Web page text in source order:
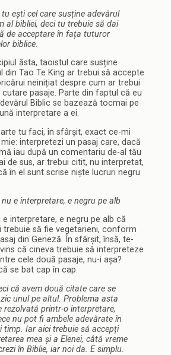
ești cel care susține adevărul
al bibliei, deci tu trebuie să dai
de acceptare în fața tuturor
biblice.
ăsta, taoistul care susține
din Tao Te King ar trebui să accepte
neinițiat despre cum ar trebui
cutare pasaje. Parte din faptul că eu
Biblic se bazează tocmai pe
interpretare a ei.
tu faci, în sfârșit, exact ce-mi
interpretezi un pasaj care, dacă
iau după un comentariu de-al tău
de sus, ar trebui citit, nu interpretat,
în el sunt scrise niște lucruri negru
e interpretare, e negru pe alb
e interpretare, e negru pe alb că
trebuie să fie vegetarieni, conform
din Geneză. În sfârșit, însă, te-
că cineva trebuie să interpreteze
cele două pasaje, nu-i așa?
se bat cap în cap.
că avem două citate care se
unul pe altul. Problema asta
rezolvată printr-o interpretare,
nu pot fi ambele adevărate în
timp. Iar aici trebuie să accepți
mea și a Elenei, câtă vreme
în Biblie, iar noi da. E simplu.